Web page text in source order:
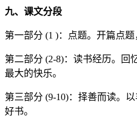
九、课文分段
第一部分 (1 )：点题。开篇点题
第二部分 (2-8)：读书经历。回
最大的快乐。
第三部分 (9-10)：择善而读。
好书。